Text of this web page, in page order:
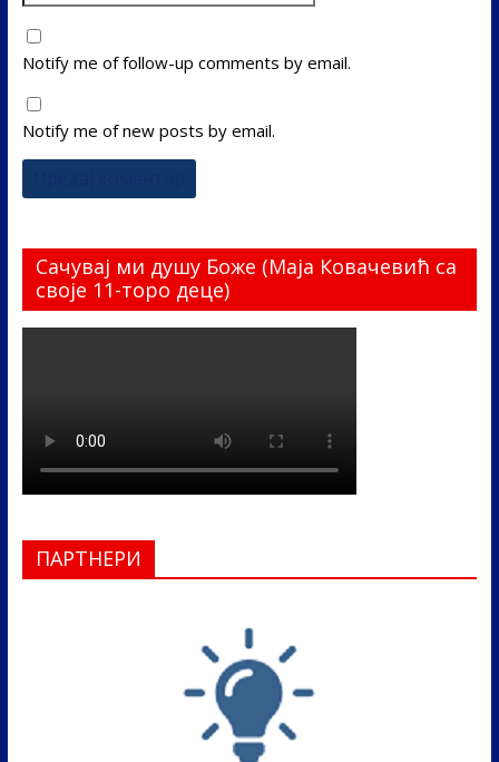
Notify me of follow-up comments by email.
Notify me of new posts by email.
Сачувај ми душу Боже (Маја Ковачевић са
своје 11-торо деце)
ПАРТНЕРИ